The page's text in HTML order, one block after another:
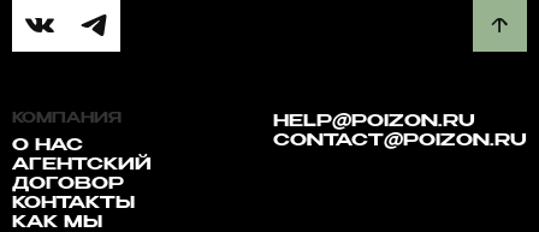
КОМПАНИЯ
О НАС
АГЕНТСКИЙ
ДОГОВОР
КОНТАКТЫ
КАК МЫ
HELP@POIZON.RU
CONTACT@POIZON.RU